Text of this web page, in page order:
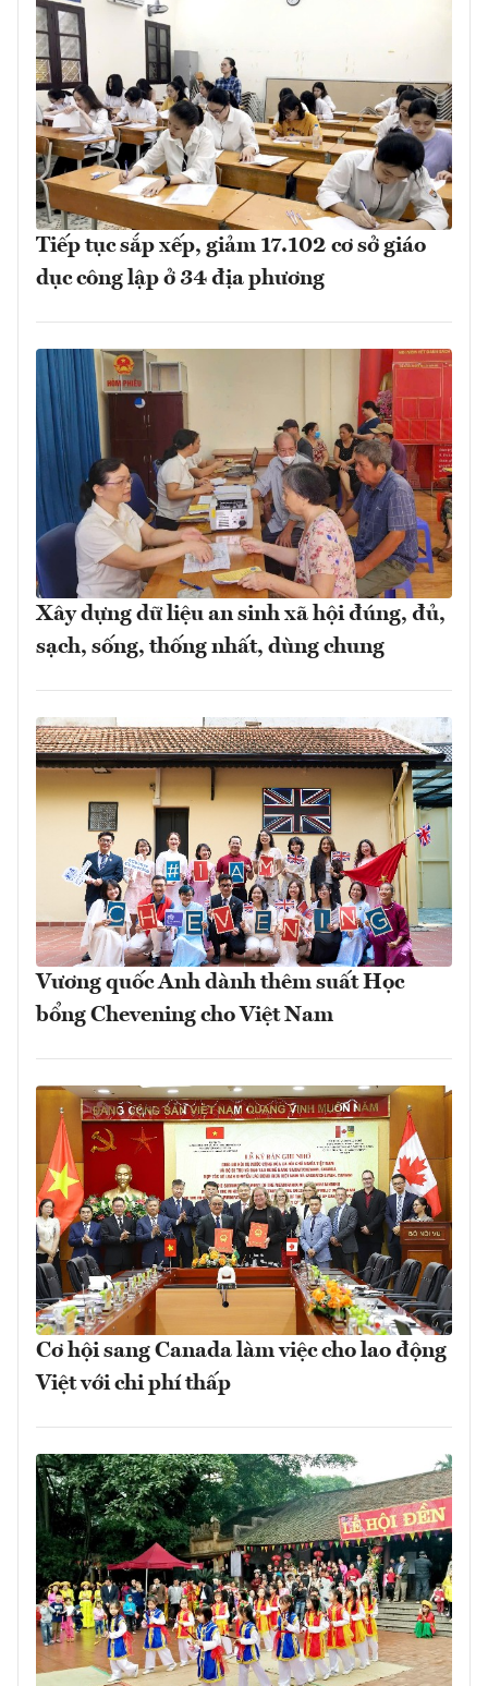
Tiếp tục sắp xếp, giảm 17.102 cơ sở giáo
dục công lập ở 34 địa phương
Xây dựng dữ liệu an sinh xã hội đúng, đủ,
sạch, sống, thống nhất, dùng chung
Vương quốc Anh dành thêm suất Học
bổng Chevening cho Việt Nam
Cơ hội sang Canada làm việc cho lao động
Việt với chi phí thấp